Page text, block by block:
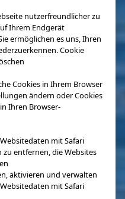
nutzerfreundlicher zu
Ihrem Endgerät
ermöglichen es uns, Ihren
Cookie
Cookies in Ihrem Browser
ändern oder Cookies
Ihren Browser-
mit Safari
zu entfernen, die Websites
aktivieren und verwalten
mit Safari